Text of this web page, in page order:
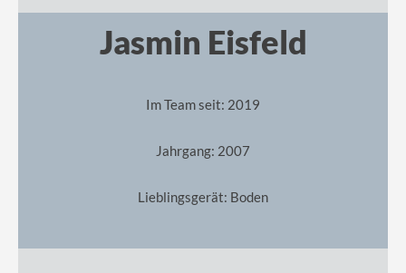
Jasmin Eisfeld
Im Team seit: 2019
Jahrgang: 2007
Lieblingsgerät: Boden